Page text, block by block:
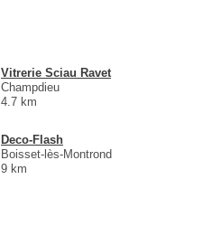
Vitrerie Sciau Ravet
Champdieu
4.7 km
Deco-Flash
Boisset-lès-Montrond
9 km